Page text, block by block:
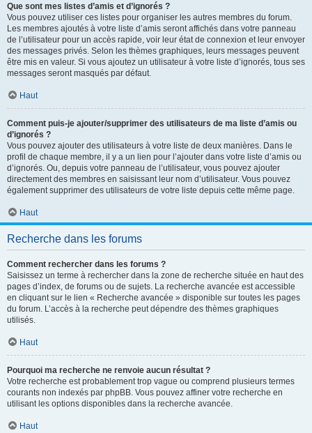
Que sont mes listes d’amis et d’ignorés ?
Vous pouvez utiliser ces listes pour organiser les autres membres du forum.
Les membres ajoutés à votre liste d’amis seront affichés dans votre panneau
de l’utilisateur pour un accès rapide, voir leur état de connexion et leur envoyer
des messages privés. Selon les thèmes graphiques, leurs messages peuvent
être mis en valeur. Si vous ajoutez un utilisateur à votre liste d’ignorés, tous ses
messages seront masqués par défaut.
Haut
Comment puis-je ajouter/supprimer des utilisateurs de ma liste d’amis ou
d’ignorés ?
Vous pouvez ajouter des utilisateurs à votre liste de deux manières. Dans le
profil de chaque membre, il y a un lien pour l’ajouter dans votre liste d’amis ou
d’ignorés. Ou, depuis votre panneau de l’utilisateur, vous pouvez ajouter
directement des membres en saisissant leur nom d’utilisateur. Vous pouvez
également supprimer des utilisateurs de votre liste depuis cette même page.
Haut
Recherche dans les forums
Comment rechercher dans les forums ?
Saisissez un terme à rechercher dans la zone de recherche située en haut des
pages d’index, de forums ou de sujets. La recherche avancée est accessible
en cliquant sur le lien « Recherche avancée » disponible sur toutes les pages
du forum. L’accès à la recherche peut dépendre des thèmes graphiques
utilisés.
Haut
Pourquoi ma recherche ne renvoie aucun résultat ?
Votre recherche est probablement trop vague ou comprend plusieurs termes
courants non indexés par phpBB. Vous pouvez affiner votre recherche en
utilisant les options disponibles dans la recherche avancée.
Haut